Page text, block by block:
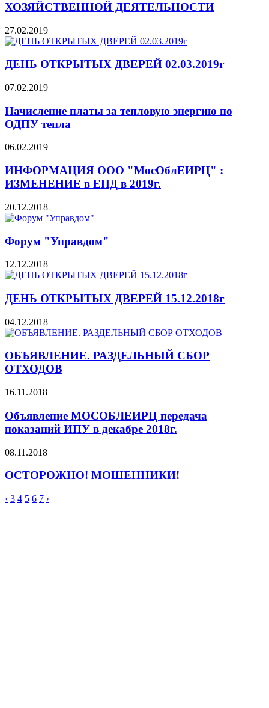
ХОЗЯЙСТВЕННОЙ ДЕЯТЕЛЬНОСТИ
27.02.2019
ДЕНЬ ОТКРЫТЫХ ДВЕРЕЙ 02.03.2019г
07.02.2019
Начисление платы за тепловую энергию по
ОДПУ тепла
06.02.2019
ИНФОРМАЦИЯ ООО "МосОблЕИРЦ" :
ИЗМЕНЕНИЕ в ЕПД в 2019г.
20.12.2018
Форум "Управдом"
12.12.2018
ДЕНЬ ОТКРЫТЫХ ДВЕРЕЙ 15.12.2018г
04.12.2018
ОБЪЯВЛЕНИЕ. РАЗДЕЛЬНЫЙ СБОР
ОТХОДОВ
16.11.2018
Объявление МОСОБЛЕИРЦ передача
показаний ИПУ в декабре 2018г.
08.11.2018
ОСТОРОЖНО! МОШЕННИКИ!
‹ 3 4 5 6 7 ›